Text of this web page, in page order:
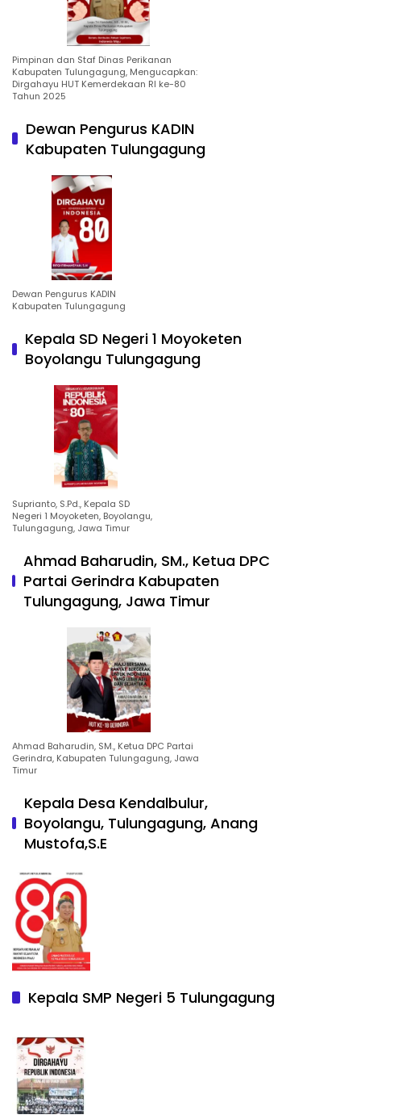
Pimpinan dan Staf Dinas Perikanan
Kabupaten Tulungagung, Mengucapkan:
Dirgahayu HUT Kemerdekaan RI ke-80
Tahun 2025
Dewan Pengurus KADIN
Kabupaten Tulungagung
Dewan Pengurus KADIN
Kabupaten Tulungagung
Kepala SD Negeri 1 Moyoketen
Boyolangu Tulungagung
Suprianto, S.Pd., Kepala SD
Negeri 1 Moyoketen, Boyolangu,
Tulungagung, Jawa Timur
Ahmad Baharudin, SM., Ketua DPC
Partai Gerindra Kabupaten
Tulungagung, Jawa Timur
Ahmad Baharudin, SM., Ketua DPC Partai
Gerindra, Kabupaten Tulungagung, Jawa
Timur
Kepala Desa Kendalbulur,
Boyolangu, Tulungagung, Anang
Mustofa,S.E
Kepala SMP Negeri 5 Tulungagung